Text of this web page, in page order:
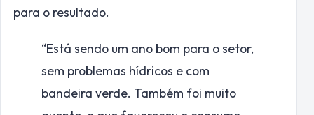
para o resultado.
“Está sendo um ano bom para o setor,
sem problemas hídricos e com
bandeira verde. Também foi muito